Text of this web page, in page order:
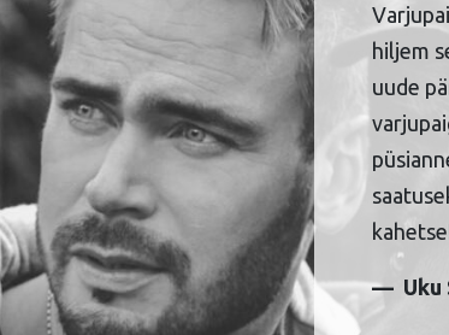
hiljem
uude
Uku